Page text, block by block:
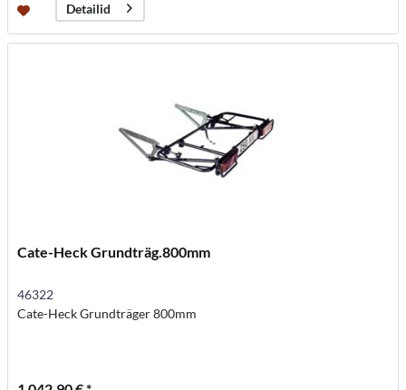
Detailid
Cate-Heck Grundträg.800mm
46322
Cate-Heck Grundträger 800mm